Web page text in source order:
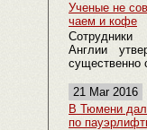
Ученые не
чаем и кофе
Сотрудники
Англии
существенно
21 Mar 2016
В Тюмени
по